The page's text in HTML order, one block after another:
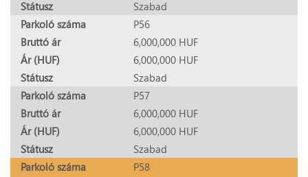
Státusz
Szabad
Parkoló száma
P56
Bruttó ár
6,000,000 HUF
Ár (HUF)
6,000,000 HUF
Státusz
Szabad
Parkoló száma
P57
Bruttó ár
6,000,000 HUF
Ár (HUF)
6,000,000 HUF
Státusz
Szabad
Parkoló száma
P58